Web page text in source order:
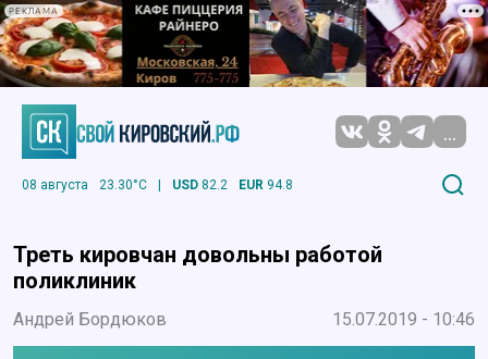
РЕКЛАМА
...
08 августа 23.30°C | USD 82.2 EUR 94.8
Треть кировчан довольны работой
поликлиник
Андрей Бордюков 15.07.2019 - 10:46